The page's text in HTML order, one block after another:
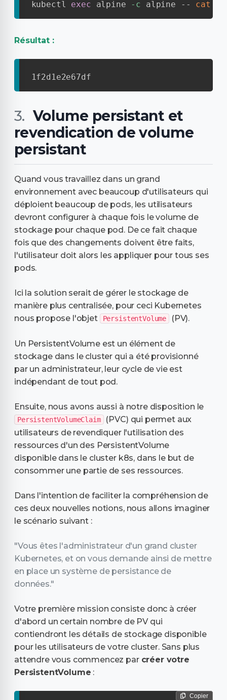
kubectl exec alpine -c alpine -- cat
Résultat :
1f2d1e2e67df
Volume persistant et
revendication de volume
persistant
Quand vous travaillez dans un grand
environnement avec beaucoup d'utilisateurs qui
déploient beaucoup de pods, les utilisateurs
devront configurer à chaque fois le volume de
stockage pour chaque pod. De ce fait chaque
fois que des changements doivent être faits,
l'utilisateur doit alors les appliquer pour tous ses
pods.
Ici la solution serait de gérer le stockage de
manière plus centralisée, pour ceci Kubernetes
nous propose l'objet
PersistentVolume (PV).
Un PersistentVolume est un élément de
stockage dans le cluster qui a été provisionné
par un administrateur, leur cycle de vie est
indépendant de tout pod.
Ensuite, nous avons aussi à notre disposition le
PersistentVolumeClaim
(PVC) qui permet aux
utilisateurs de revendiquer l'utilisation des
ressources d'un des PersistentVolume
disponible dans le cluster k8s, dans le but de
consommer une partie de ses ressources.
Dans l'intention de faciliter la compréhension de
ces deux nouvelles notions, nous allons imaginer
le scénario suivant :
"Vous êtes l'administrateur d'un grand cluster
Kubernetes, et on vous demande ainsi de mettre
en place un système de persistance de
données."
Votre première mission consiste donc à créer
d'abord un certain nombre de PV qui
contiendront les détails de stockage disponible
pour les utilisateurs de votre cluster. Sans plus
attendre vous commencez par créer votre
PersistentVolume :
Copier